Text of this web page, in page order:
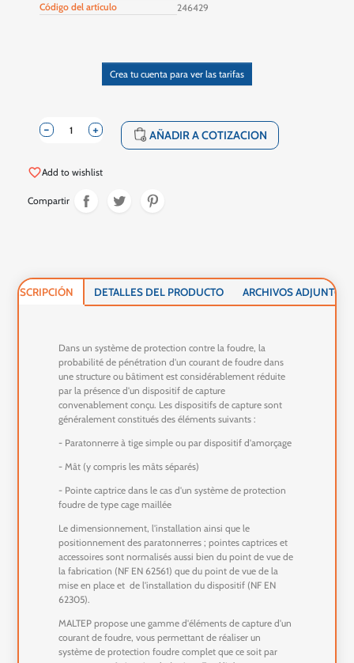
Código del artículo
246429
Crea tu cuenta para ver las tarifas
+
- shopping_cart AÑADIR A COTIZACION
favorite_borderAdd to wishlist
Compartir
DESCRIPCIÓN DETALLES DEL PRODUCTO ARCHIVOS ADJUNTOS
Dans un système de protection contre la foudre, la
probabilité de pénétration d'un courant de foudre dans
une structure ou bâtiment est considérablement réduite
par la présence d'un dispositif de capture
convenablement conçu. Les dispositifs de capture sont
généralement constitués des éléments suivants :
- Paratonnerre à tige simple ou par dispositif d'amorçage
- Mât (y compris les mâts séparés)
- Pointe captrice dans le cas d'un système de protection
foudre de type cage maillée
Le dimensionnement, l'installation ainsi que le
positionnement des paratonnerres ; pointes captrices et
accessoires sont normalisés aussi bien du point de vue de
la fabrication (NF EN 62561) que du point de vue de la
mise en place et de l'installation du dispositif (NF EN
62305).
MALTEP propose une gamme d'éléments de capture d'un
courant de foudre, vous permettant de réaliser un
système de protection foudre complet que ce soit par